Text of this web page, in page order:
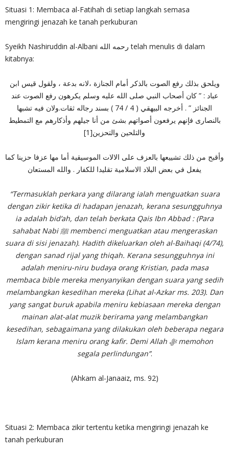
Situasi 1: Membaca al-Fatihah di setiap langkah semasa
mengiringi jenazah ke tanah perkuburan
Syeikh Nashiruddin al-Albani رحمه الله telah menulis di dalam
kitabnya:
ويلحق بذلك رفع الصوت بالذكر أمام الجنازة ،لانه بدعة ، ولقول قيس ابن
عباد : ” كان أصحاب النبي صلى الله عليه وسلم يكرهون رفع الصوت عند
الجنائز ” . أخرجه البيهقي ( 4 / 74 ) بسند رجاله ثقات.ولان فيه تشبها
بالنصارى فإنهم يرفعون أصواتهم بشئ من أنا جيلهم وأذكارهم مع التمطيط
والتلحين والتحزين[1]
وأقبح من ذلك تشييعها بالعزف على الالات الموسيقية أما مها عزفا حزينا كما
يفعل في بعض البلاد الاسلامية تقليدا للكفار . والله المستعان
“Termasuklah perkara yang dilarang ialah menguatkan suara
dengan zikir ketika di hadapan jenazah, kerana sesungguhnya
ia adalah bid’ah, dan telah berkata Qais Ibn Abbad : (Para
sahabat Nabi
ﷺmembenci menguatkan atau mengeraskan
suara di sisi jenazah). Hadith dikeluarkan oleh al-Baihaqi (4/74),
dengan sanad rijal yang thiqah. Kerana sesungguhnya ini
adalah meniru-niru budaya orang Kristian, pada masa
membaca bible mereka menyanyikan dengan suara yang sedih
melambangkan kesedihan mereka (Lihat al-Azkar ms. 203). Dan
yang sangat buruk apabila meniru kebiasaan mereka dengan
mainan alat-alat muzik berirama yang melambangkan
kesedihan, sebagaimana yang dilakukan oleh beberapa negara
Islam kerana meniru orang kafir. Demi Allah ﷻmemohon
segala perlindungan”.
(Ahkam al-Janaaiz, ms. 92)
Situasi 2: Membaca zikir tertentu ketika mengiringi jenazah ke
tanah perkuburan